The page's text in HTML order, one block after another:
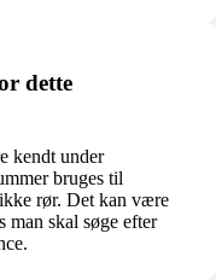
dette
kendt under
bruges til
rør. Det kan være
man skal søge efter